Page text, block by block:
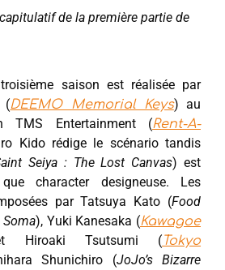
de la première partie de
saison est réalisée par
(DEEMO Memorial Keys) au
TMS Entertainment (Rent-A-
Kido rédige le scénario tandis
Seiya : The Lost Canvas) est
character designeuse. Les
par Tatsuya Kato (Food
), Yuki Kanesaka (Kawagoe
Hiroaki Tsutsumi (Tokyo
Shunichiro (JoJo’s Bizarre